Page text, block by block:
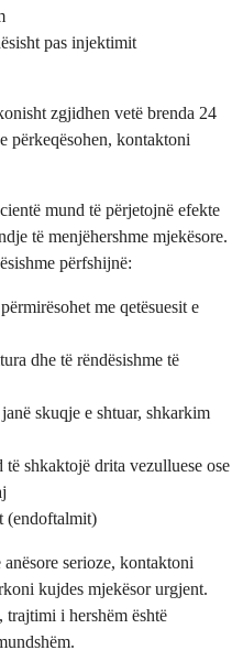
pas injektimit
zgjidhen vetë brenda 24
përkeqësohen, kontaktoni
mund të përjetojnë efekte
të menjëhershme mjekësore.
përfshijnë:
me qetësuesit e
dhe të rëndësishme të
skuqje e shtuar, shkarkim
shkaktojë drita vezulluese ose
(endoftalmit)
serioze, kontaktoni
kujdes mjekësor urgjent.
i hershëm është